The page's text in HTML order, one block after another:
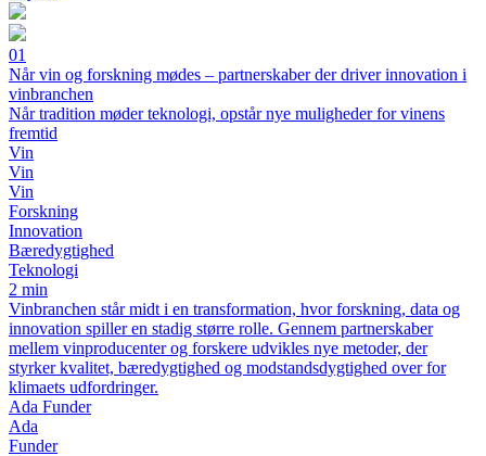
01
Når vin og forskning mødes – partnerskaber der driver innovation i
vinbranchen
Når tradition møder teknologi, opstår nye muligheder for vinens
fremtid
Vin
Vin
Vin
Forskning
Innovation
Bæredygtighed
Teknologi
2 min
Vinbranchen står midt i en transformation, hvor forskning, data og
innovation spiller en stadig større rolle. Gennem partnerskaber
mellem vinproducenter og forskere udvikles nye metoder, der
styrker kvalitet, bæredygtighed og modstandsdygtighed over for
klimaets udfordringer.
Ada Funder
Ada
Funder